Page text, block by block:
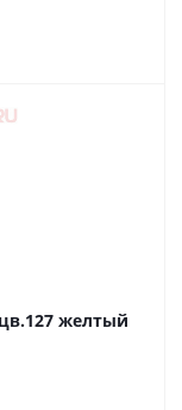
желтый